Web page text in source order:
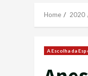
Home 2020
A Escolha da